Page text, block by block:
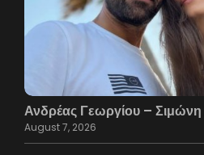
Ανδρέας Γεωργίου –
August 7, 2026